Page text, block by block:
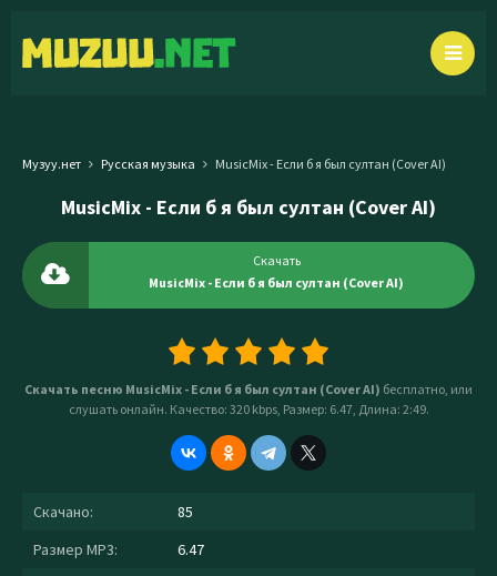
Музуу.нет Русская музыка MusicMix - Если б я был султан (Cover AI)
MusicMix - Если б я был султан (Cover AI)
Скачать
MusicMix - Если б я был султан (Cover AI)
Скачать песню MusicMix - Если б я был султан (Cover AI) бесплатно, или
слушать онлайн. Качество: 320 kbps, Размер: 6.47, Длина: 2:49.
Скачано:
85
Размер MP3:
6.47